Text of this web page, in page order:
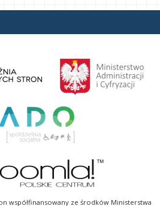
współfinansowany ze środków Ministerstwa